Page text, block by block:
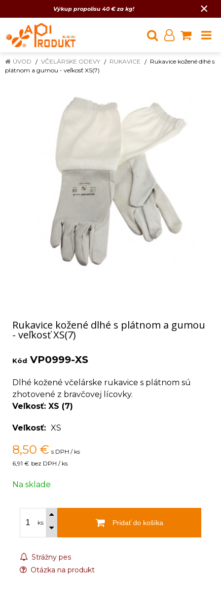
Výkup propolisu 40 € za kg! ×
ÚVOD VČELÁRSKE ODEVY RUKAVICE
Rukavice kožené dlhé s
plátnom a gumou - veľkosť XS(7)
Rukavice kožené dlhé s plátnom a gumou
- veľkosť XS(7)
Kód: VP0999-XS
Dlhé kožené včelárske rukavice s plátnom sú
zhotovené z bravčovej lícovky.
Veľkosť: XS (7)
Veľkosť XS
8,50 € s DPH / ks
6,91 € bez DPH / ks
Na sklade
ks Pridať do košíka
Strážny pes
Otázka na produkt